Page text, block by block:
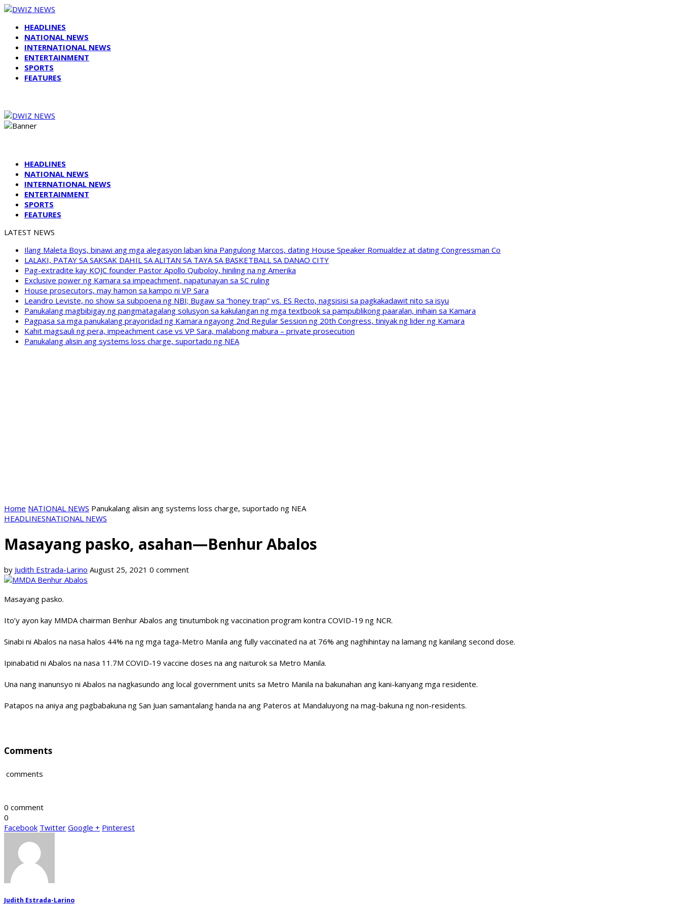
HEADLINES
NATIONAL NEWS
INTERNATIONAL NEWS
ENTERTAINMENT
SPORTS
FEATURES
HEADLINES
NATIONAL NEWS
INTERNATIONAL NEWS
ENTERTAINMENT
SPORTS
FEATURES
LATEST NEWS
Ilang Maleta Boys, binawi ang mga alegasyon laban kina Pangulong Marcos, dating House Speaker Romualdez at dating Congressman Co
LALAKI, PATAY SA SAKSAK DAHIL SA ALITAN SA TAYA SA BASKETBALL SA DANAO CITY
Pag-extradite kay KOJC founder Pastor Apollo Quiboloy, hiniling na ng Amerika
Exclusive power ng Kamara sa impeachment, napatunayan sa SC ruling
House prosecutors, may hamon sa kampo ni VP Sara
Leandro Leviste, no show sa subpoena ng NBI; Bugaw sa “honey trap” vs. ES Recto, nagsisisi sa pagkakadawit nito sa isyu
Panukalang magbibigay ng pangmatagalang solusyon sa kakulangan ng mga textbook sa pampublikong paaralan, inihain sa Kamara
Pagpasa sa mga panukalang prayoridad ng Kamara ngayong 2nd Regular Session ng 20th Congress, tiniyak ng lider ng Kamara
Kahit magsauli ng pera, impeachment case vs VP Sara, malabong mabura – private prosecution
Panukalang alisin ang systems loss charge, suportado ng NEA
Home NATIONAL NEWS Panukalang alisin ang systems loss charge, suportado ng NEA
HEADLINESNATIONAL NEWS
Masayang pasko, asahan—Benhur Abalos
by Judith Estrada-Larino August 25, 2021 0 comment
Masayang pasko.
Ito’y ayon kay MMDA chairman Benhur Abalos ang tinutumbok ng vaccination program kontra COVID-19 ng NCR.
Sinabi ni Abalos na nasa halos 44% na ng mga taga-Metro Manila ang fully vaccinated na at 76% ang naghihintay na lamang ng kanilang second dose.
Ipinabatid ni Abalos na nasa 11.7M COVID-19 vaccine doses na ang naiturok sa Metro Manila.
Una nang inanunsyo ni Abalos na nagkasundo ang local government units sa Metro Manila na bakunahan ang kani-kanyang mga residente.
Patapos na aniya ang pagbabakuna ng San Juan samantalang handa na ang Pateros at Mandaluyong na mag-bakuna ng non-residents.
Comments
comments
0 comment
0
Facebook Twitter Google + Pinterest
Judith Estrada-Larino